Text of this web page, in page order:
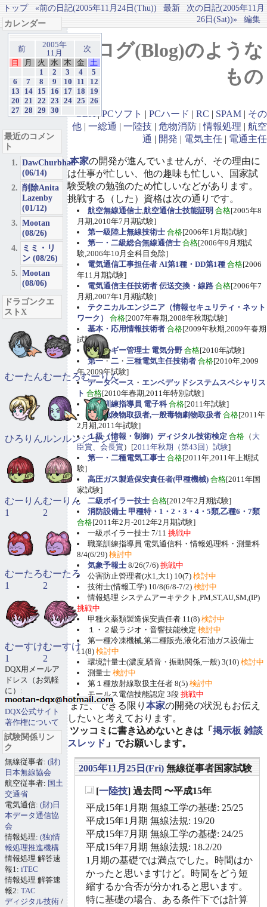
トップ «前の日記(2005年11月24日(Thu)) 最新
次の日記(2005年11月
26日(Sat))»
編集
ブログ(Blog)のような
もの
GBA|PCソフト | PCハード | RC | SPAM | その
他 | 一総通 | 一陸技 | 危物消防 |情報処理 | 航空
通 | 開発 | 電気主任 | 電通主任
本家の開発が進んでいませんが、その理由に
は仕事が忙しい、他の趣味も忙しい、国家試
験受験の勉強のため忙しいなどがあります。
挑戦する（した）資格は次の通りです。
航空無線通信士,航空通信士技能証明 合格[2005年8
月期,2010年7月期試験]
第一級陸上無線技術士 合格[2006年1月期試験]
第一・二級総合無線通信士 合格[2006年9月期試
験,2006年10月全科目免除]
電気通信工事担任者 AI第1種・DD第1種 合格[2006
年11月期試験]
電気通信主任技術者 伝送交換・線路 合格[2006年7
月期,2007年1月期試験]
テクニカルエンジニア（情報セキュリティ・ネット
ワーク）
合格[2007年春期,2008年秋期試験]
基本・応用情報技術者 合格[2009年秋期,2009年春期
試験]
エネルギー管理士 電気分野 合格[2010年試験]
第一・二 ・ 三種電気主任技術者 合格[2010年,2009
年,2009年試験]
データベース ・ エンベデッドシステムスペシャリス
ト 合格[2010年春期,2011年特別試験]
職業訓練指導員 電子科 合格[2011年試験]
甲種危険物取扱者,一般毒物劇物取扱者 合格[2011年
2月期,2011年試験]
１級（情報・制御）ディジタル技術検定 合格 （ 大
臣賞、会長賞）[2011年秋期（第43回）試験]
第一・二種電気工事士 合格[2011年,2011年上期試
験]
高圧ガス製造保安責任者(甲種機械) 合格[2011年国
家試験]
二級ボイラー技士 合格[2012年2月期試験]
消防設備士 甲種特・1・2・3・4・5類,乙種6・7類
合格[2011年2月-2012年2月期試験]
一級ボイラー技士 7/11 挑戦中
職業訓練指導員 電気通信科・情報処理科・測量科
8/4(6/29) 検討中
気象予報士 8/26(7/6) 挑戦中
公害防止管理者(水1,大1) 10(7) 検討中
技術士(情報工学) 10/8(6/8-7/2) 検討中
情報処理 システムアーキテクト,PM,ST,AU,SM,(IP)
挑戦中
甲種火薬類製造保安責任者 11(8) 検討中
１・２級ラジオ・音響技能検定 検討中
第一種冷凍機械,第二種販売,液化石油ガス設備士
11(8) 検討中
環境計量士(濃度,騒音・振動関係,一般) 3(10) 検討中
測量士 検討中
第１種放射線取扱主任者 8(5) 検討中
モールス電信技能認定 3段 挑戦中
また、できる限り 本家の開発の状況もお伝え
したいと考えております。
ツッコミに書き込めないときは「 掲示板 雑談
スレッド 」でお願いします。
2005年11月25日(Fri) 無線従事者国家試験
[一陸技] 過去問 〜平成15年
平成15年1月期 無線工学の基礎: 25/25
平成15年1月期 無線法規: 19/20
平成15年7月期 無線工学の基礎: 24/25
平成15年7月期 無線法規: 18.2/20
1月期の基礎では満点でした。時間はか
かったと思いますけど。時間をどう短
縮するか合否が分かれると思います。
特に基礎の場合、ある条件下では計算
カレンダー
前
2005年
11月
次
日
月 火 水 木 金
土
1
2 3 4
5
6
7 8 9 10 11
12
13
14 15 16 17 18
19
20
21 22 23 24 25
26
27 28 29 30
最近のコメン
ト
DawChurbhab
(06/14)
削除Anita
Lazenby
(01/12)
Mootan
(08/26)
ミミ・リ
ン (08/26)
Mootan
(08/06)
ドラゴンクエ
ストX
むーたんむーたろむーりん
ひろりんルンルンジュジュ
むーりん
1
むーりん
2
むーたろ
1
むーたろ
2
むーすけ
1
むーすけ
2
DQX用メールア
ドレス（お気軽
に）:
DQX公式サイト
著作権について
試験関係リン
ク
無線従事者: (財)
日本無線協会
航空従事者: 国土
交通省
電気通信: (財)日
本データ通信協
会
情報処理: (独)情
報処理推進機構
情報処理 解答速
報1: iTEC
情報処理 解答速
報2: TAC
ディジタル技術 /